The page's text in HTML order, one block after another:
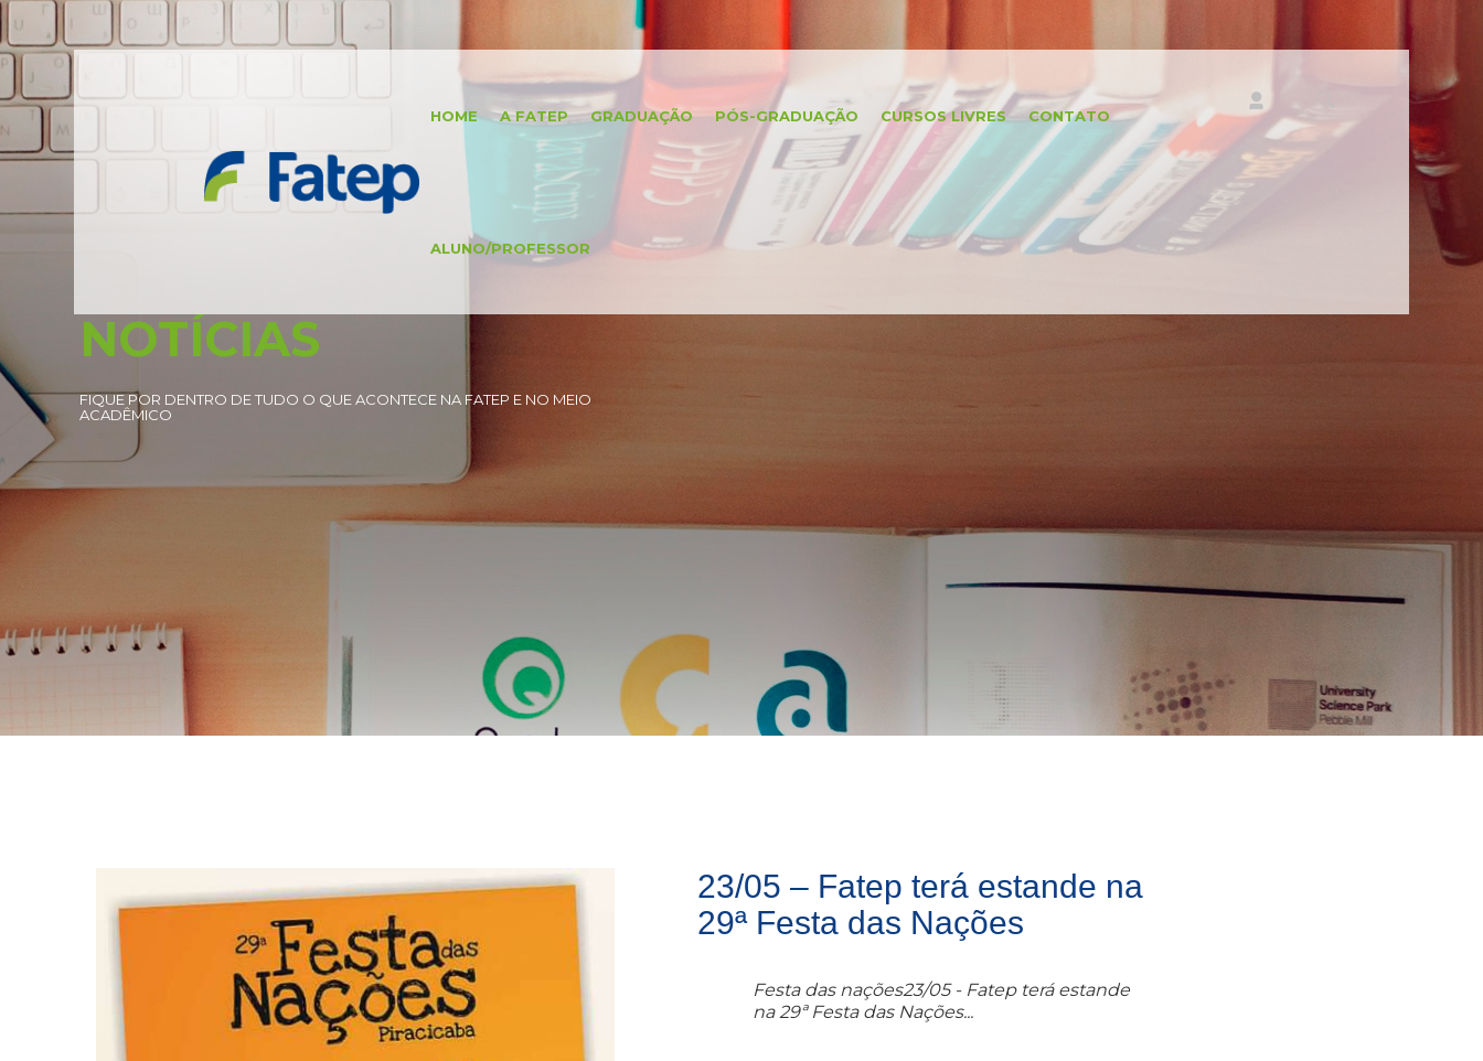
HOME A FATEP GRADUAÇÃO PÓS-GRADUAÇÃO CURSOS LIVRES CONTATO
ALUNO/PROFESSOR
NOTÍCIAS
FIQUE POR DENTRO DE TUDO O QUE ACONTECE NA FATEP E NO MEIO
ACADÊMICO
23/05 – Fatep terá estande na
29ª Festa das Nações
Festa das nações23/05 - Fatep terá estande
na 29ª Festa das Nações...